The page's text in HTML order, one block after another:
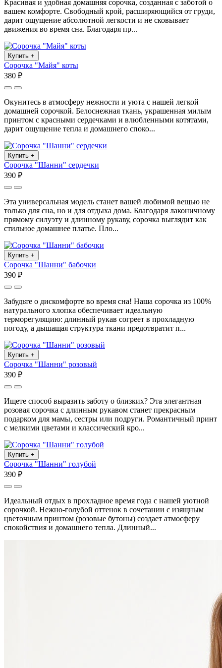
Красивая и удобная домашняя сорочка, созданная с заботой о
вашем комфорте. Свободный крой, расширяющийся от груди,
дарит ощущение абсолютной легкости и не сковывает
движения во время сна. Благодаря пр...
Купить +
Сорочка "Майя" коты
380 ₽
Окунитесь в атмосферу нежности и уюта с нашей легкой
домашней сорочкой. Белоснежная ткань, украшенная милым
принтом с красными сердечками и влюбленными котятами,
дарит ощущение тепла и домашнего споко...
Купить +
Сорочка "Шанни" сердечки
390 ₽
Эта универсальная модель станет вашей любимой вещью не
только для сна, но и для отдыха дома. Благодаря лаконичному
прямому силуэту и длинному рукаву, сорочка выглядит как
стильное домашнее платье. Пло...
Купить +
Сорочка "Шанни" бабочки
390 ₽
Забудьте о дискомфорте во время сна! Наша сорочка из 100%
натурального хлопка обеспечивает идеальную
терморегуляцию: длинный рукав согреет в прохладную
погоду, а дышащая структура ткани предотвратит п...
Купить +
Сорочка "Шанни" розовый
390 ₽
Ищете способ выразить заботу о близких? Эта элегантная
розовая сорочка с длинным рукавом станет прекрасным
подарком для мамы, сестры или подруги. Романтичный принт
с мелкими цветами и классический кро...
Купить +
Сорочка "Шанни" голубой
390 ₽
Идеальный отдых в прохладное время года с нашей уютной
сорочкой. Нежно-голубой оттенок в сочетании с изящным
цветочным принтом (розовые бутоны) создает атмосферу
спокойствия и домашнего тепла. Длинный...